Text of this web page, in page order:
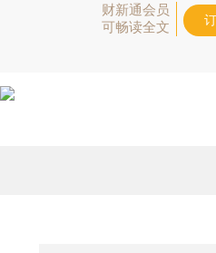
财新通会员
可畅读全文